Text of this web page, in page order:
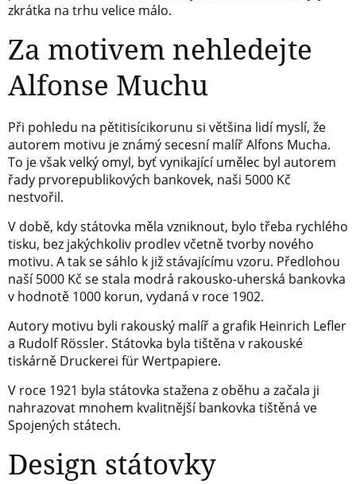
zkrátka na trhu velice málo.
Za motivem nehledejte
Alfonse Muchu
Při pohledu na pětitisícikorunu si většina lidí myslí, že
autorem motivu je známý secesní malíř Alfons Mucha.
To je však velký omyl, byť vynikající umělec byl autorem
řady prvorepublikových bankovek, naši 5000 Kč
nestvořil.
V době, kdy státovka měla vzniknout, bylo třeba rychlého
tisku, bez jakýchkoliv prodlev včetně tvorby nového
motivu. A tak se sáhlo k již stávajícímu vzoru. Předlohou
naší 5000 Kč se stala modrá rakousko-uherská bankovka
v hodnotě 1000 korun, vydaná v roce 1902.
Autory motivu byli rakouský malíř a grafik Heinrich Lefler
a Rudolf Rössler. Státovka byla tištěna v rakouské
tiskárně Druckerei für Wertpapiere.
V roce 1921 byla státovka stažena z oběhu a začala ji
nahrazovat mnohem kvalitnější bankovka tištěná ve
Spojených státech.
Design státovky